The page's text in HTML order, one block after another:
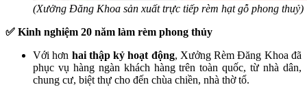
(Xưởng Đăng Khoa sản xuất trực tiếp rèm hạt gỗ phong thuỷ)
✅ Kinh nghiệm 20 năm làm rèm phong thủy
Với hơn hai thập kỷ hoạt động, Xưởng Rèm Đăng Khoa đã
phục vụ hàng ngàn khách hàng trên toàn quốc, từ nhà dân,
chung cư, biệt thự cho đến chùa chiền, nhà thờ tổ.